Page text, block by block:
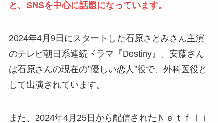
と、SNSを中心に話題になっています。
2024年4月9日にスタートした石原さとみさん主演
のテレビ朝日系連続ドラマ『Destiny』。安藤さん
は石原さんの現在の”優しい恋人”役で、外科医役と
して出演されています。
また、2024年4月25日から配信されたＮｅｔｆｌｉ